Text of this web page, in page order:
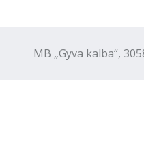
„Gyva kalba“,